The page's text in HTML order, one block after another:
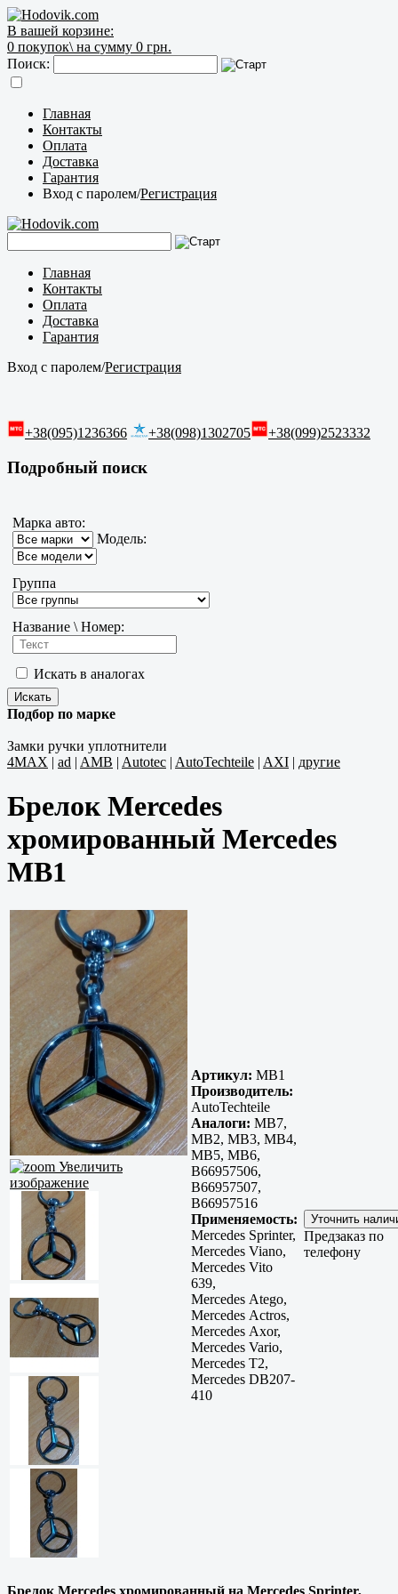
В вашей корзине:
0 покупок\ на сумму 0 грн.
Поиск:
Главная
Контакты
Оплата
Доставка
Гарантия
Вход с паролем/Регистрация
Главная
Контакты
Оплата
Доставка
Гарантия
Вход с паролем/Регистрация
+38(095)1236366 +38(098)1302705 +38(099)2523332
Подробный поиск
Марка авто:
Модель:
Группа
Название \ Номер:
Искать в аналогах
Подбор по марке
Замки ручки уплотнители
4MAX | ad | AMB | Autotec | AutoTechteile | AXI | другие
Брелок Mercedes
хромированный Mercedes
MB1
Увеличить
изображение
Артикул: MB1
Производитель:
AutoTechteile
Аналоги: MB7,
MB2, MB3, MB4,
MB5, MB6,
B66957506,
B66957507,
B66957516
Применяемость:
Mercedes Sprinter,
Mercedes Viano,
Mercedes Vito
639,
Mercedes Atego,
Mercedes Actros,
Mercedes Axor,
Mercedes Vario,
Mercedes T2,
Mercedes DB207-
410
Предзаказ по
телефону
Брелок Mercedes хромированный на Mercedes Sprinter,